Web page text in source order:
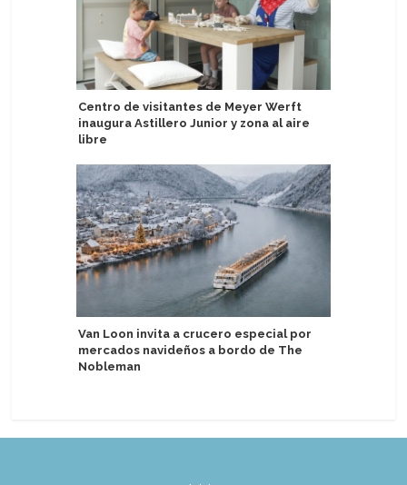
Centro de visitantes de Meyer Werft
inaugura Astillero Junior y zona al aire
libre
Van Loon invita a crucero especial por
mercados navideños a bordo de The
Nobleman